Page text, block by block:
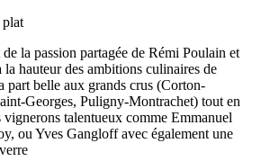
la passion partagée de Rémi Poulain et
hauteur des ambitions culinaires de
part belle aux grands crus (Corton-
Georges, Puligny-Montrachet) tout en
vignerons talentueux comme Emmanuel
ou Yves Gangloff avec également une